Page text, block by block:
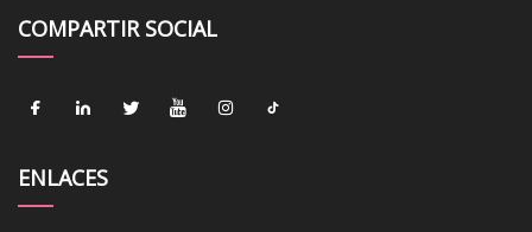
COMPARTIR SOCIAL
ENLACES